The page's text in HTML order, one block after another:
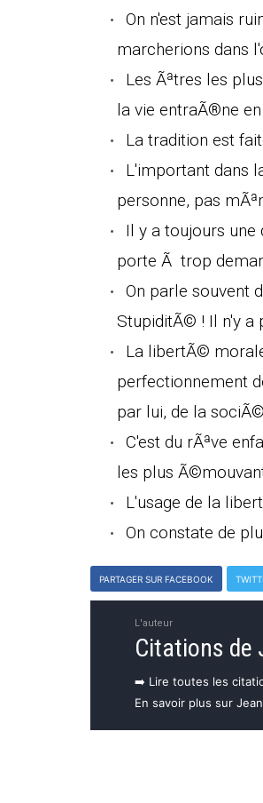
On n'est jamais
marcherions dans
Les Ãªtres les
la vie entraÃ®ne
La tradition est
L'important dans
personne, pas
Il y a toujours
porte Ã trop
On parle souvent
StupiditÃ© ! Il n'y a
La libertÃ©
perfectionnement
par lui, de la
C'est du rÃªve
les plus
L'usage de la
On constate de
PARTAGER SUR FACEBOOK
L'auteur
Citations de
➡️ Lire toutes les
En savoir plus sur